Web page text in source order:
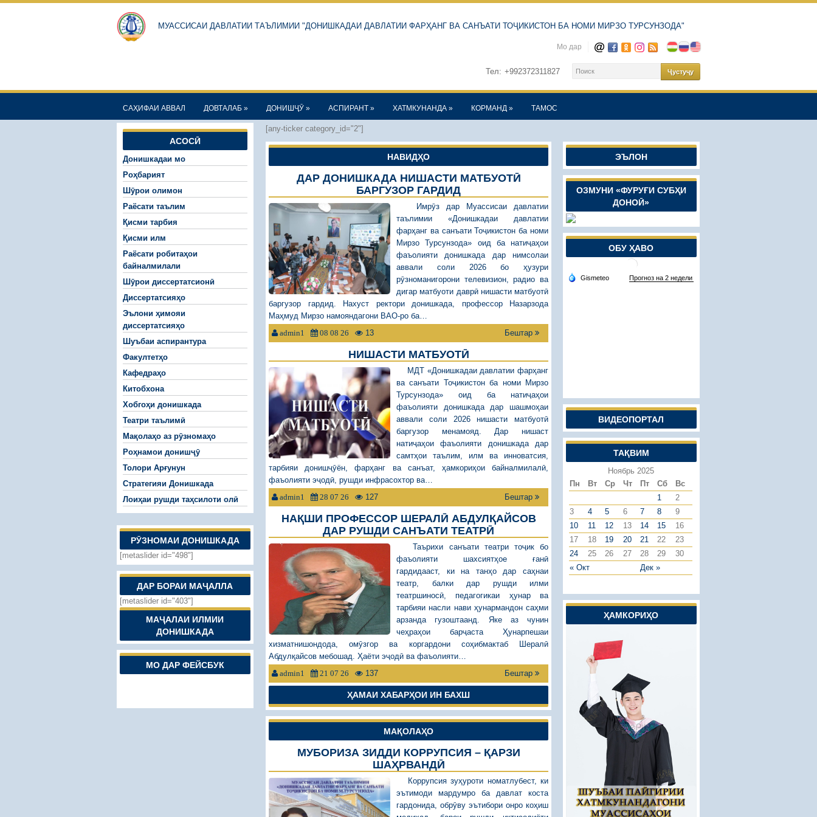
МУАССИСАИ ДАВЛАТИИ ТАЪЛИМИИ "ДОНИШКАДАИ ДАВЛАТИИ ФАРҲАНГ ВА САНЪАТИ ТОҶИКИСТОН БА НОМИ МИРЗО ТУРСУНЗОДА"
Мо дар
Тел: +992372311827
САҲИФАИ АВВАЛ ДОВТАЛАБ » ДОНИШҶӮ » АСПИРАНТ » ХАТМКУНАНДА » КОРМАНД » ТАМОС
[any-ticker category_id="2"]
АСОСӢ
Донишкадаи мо
Роҳбарият
Шӯрои олимон
Раёсати таълим
Қисми тарбия
Қисми илм
Раёсати робитаҳои
байналмилали
Шӯрои диссертатсионӣ
Диссертатсияҳо
Эълони ҳимояи
диссертатсияҳо
Шуъбаи аспирантура
Факултетҳо
Кафедраҳо
Китобхона
Хобгоҳи донишкада
Театри таълимӣ
Мақолаҳо аз рӯзномаҳо
Роҳнамои донишҷӯ
Толори Арғунун
Стратегияи Донишкада
Лоиҳаи рушди таҳсилоти олӣ
РӮЗНОМАИ ДОНИШКАДА
[metaslider id="498"]
ДАР БОРАИ МАҶАЛЛА
[metaslider id="403"]
МАҶАЛАИ ИЛМИИ
ДОНИШКАДА
МО ДАР ФЕЙСБУК
НАВИДҲО
ДАР ДОНИШКАДА НИШАСТИ МАТБУОТӢ
БАРГУЗОР ГАРДИД
Имрӯз дар Муассисаи давлатии
таълимии «Донишкадаи давлатии
фарҳанг ва санъати Тоҷикистон ба номи
Мирзо Турсунзода» оид ба натиҷаҳои
фаъолияти донишкада дар нимсолаи
аввали соли 2026 бо ҳузури
рӯзноманигорони телевизион, радио ва
дигар матбуоти даврӣ нишасти матбуотӣ
баргузор гардид. Нахуст ректори донишкада, профессор Назарзода
Маҳмуд Мирзо намояндагони ВАО-ро ба…
admin1 08 08 26 13 Бештар
НИШАСТИ МАТБУОТӢ
МДТ «Донишкадаи давлатии фарҳанг
ва санъати Тоҷикистон ба номи Мирзо
Турсунзода» оид ба натиҷаҳои
фаъолияти донишкада дар шашмоҳаи
аввали соли 2026 нишасти матбуотӣ
баргузор менамояд. Дар нишаст
натиҷаҳои фаъолияти донишкада дар
самтҳои таълим, илм ва инноватсия,
тарбияи донишҷӯён, фарҳанг ва санъат, ҳамкориҳои байналмилалӣ,
фаъолияти эҷодӣ, рушди инфрасохтор ва…
admin1 28 07 26 127 Бештар
НАҚШИ ПРОФЕССОР ШЕРАЛӢ АБДУЛҚАЙСОВ
ДАР РУШДИ САНЪАТИ ТЕАТРӢ
Таърихи санъати театри тоҷик бо
фаъолияти шахсиятҳое ғанӣ
гардидааст, ки на танҳо дар саҳнаи
театр, балки дар рушди илми
театршиносӣ, педагогикаи ҳунар ва
тарбияи насли нави ҳунармандон саҳми
арзанда гузоштаанд. Яке аз чунин
чеҳраҳои барҷаста Ҳунарпешаи
хизматнишондода, омӯзгор ва коргардони соҳибмактаб Шералӣ
Абдулқайсов мебошад. Ҳаёти эҷодӣ ва фаъолияти…
admin1 21 07 26 137 Бештар
ҲАМАИ ХАБАРҲОИ ИН БАХШ
МАҚОЛАҲО
МУБОРИЗА ЗИДДИ КОРРУПСИЯ – ҚАРЗИ
ШАҲРВАНДӢ
Коррупсия зуҳуроти номатлубест, ки
эътимоди мардумро ба давлат коста
гардонида, обрӯву эътибори онро коҳиш
ЭЪЛОН
ОЗМУНИ «ФУРУҒИ СУБҲИ
ДОНОӢ»
ОБУ ҲАВО
ВИДЕОПОРТАЛ
ТАҚВИМ
Ноябрь 2025
Пн
Вт Ср Чт Пт Сб Вс
« Окт Дек »
1
2
3
4 5 6 7 8
9
10
11 12 13 14 15
16
17
18 19 20 21 22
23
24
25 26 27 28 29 30
ҲАМКОРИҲО